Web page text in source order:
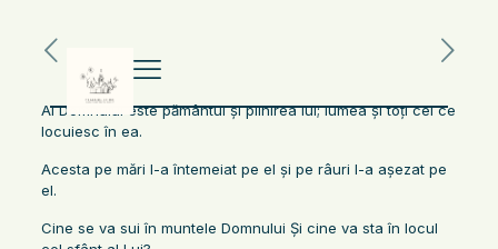
Al Domnului este pământul şi plinirea lui; lumea şi toţi cei ce
locuiesc în ea.
Acesta pe mări l-a întemeiat pe el şi pe râuri l-a aşezat pe
el.
Cine se va sui în muntele Domnului Şi cine va sta în locul